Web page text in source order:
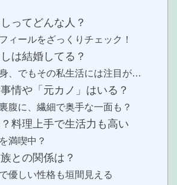
ってどんな人？
ィールをざっくりチェック！
は結婚してる？
、でもその私生活には注目が…
情や「元カノ」はいる？
腹に、繊細で奥手な一面も？
料理上手で生活力も高い
満喫中？
との関係は？
優しい性格も垣間見える